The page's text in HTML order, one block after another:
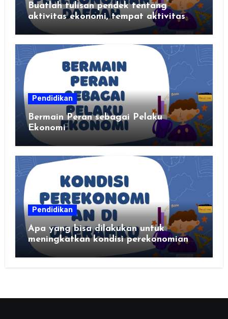
Buatlah tulisan pendek tentang
aktivitas ekonomi, tempat aktivitas
ekonomi, dan hasil produksi daerah
kalian
Pendidikan
Bermain Peran sebagai Pelaku
Ekonomi
Pendidikan
Apa yang bisa dilakukan untuk
meningkatkan kondisi perekonomian
daerahku?